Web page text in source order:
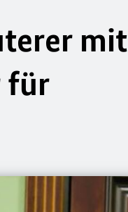
mit
für